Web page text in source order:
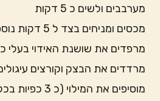
מערבבים ולשים כ 5 דקות
מכסים ומניחים בצד ל 5 דקות נוספות
מרפדים את שושנת האידוי בעלי
מרדדים את הבצק וקורצים עיגולים
מוסיפים את המילוי (כ 3 כפיות בכל עיגול)